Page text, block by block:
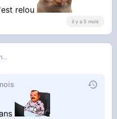
relou
il y a 5 mois
SeigneurCooler